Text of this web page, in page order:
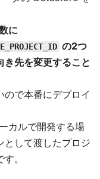
に
の2つ
き先を変更すること
で本番にデプロイ
カルで開発する場
として渡したプロジ
。